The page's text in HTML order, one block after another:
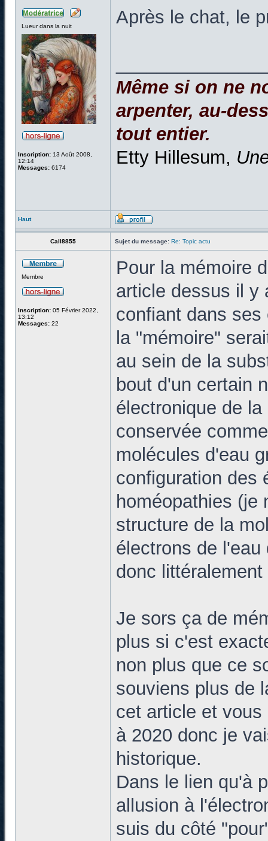
Lueur dans la nuit
Inscription: 13 Août 2008,
12:14
Messages: 6174
Après le chat, le
Même si on ne
arpenter, au-
tout entier.
Etty Hillesum,
Haut
Call8855 Sujet du message: Re: Topic actu
Membre
Inscription: 05 Février 2022,
13:12
Messages: 22
Pour la mémoire
article dessus il y
confiant dans
la "mémoire"
au sein de la
bout d'un certain
électronique de
conservée
molécules d'eau
configuration des
homéopathies
structure de la
électrons de
donc
Je sors ça de
plus si c'est
non plus que ce
souviens plus de
cet article et
à 2020 donc je
historique.
Dans le lien qu'à
allusion à
suis du côté